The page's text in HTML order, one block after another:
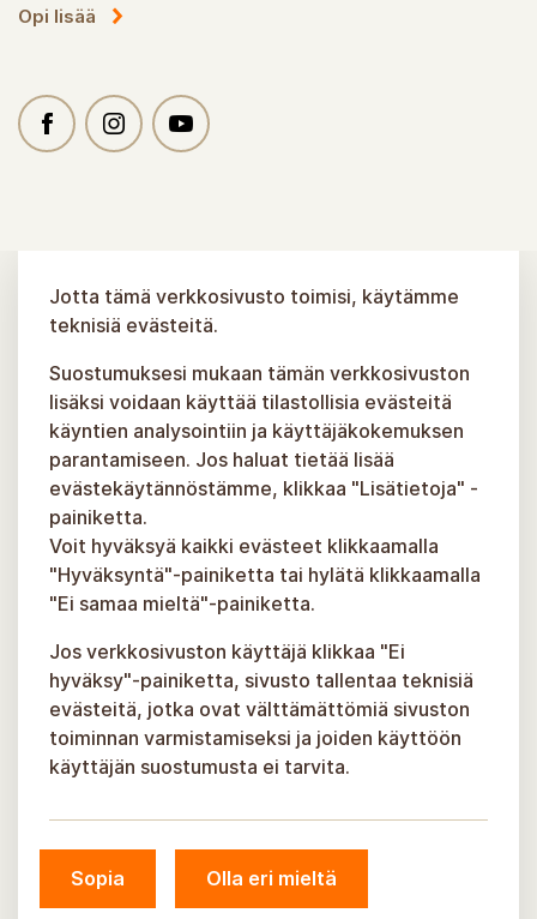
Opi lisää
© Siguldan kunta, 2026.
Jotta tämä verkkosivusto toimisi, käytämme
teknisiä evästeitä.
Suostumuksesi mukaan tämän verkkosivuston
lisäksi voidaan käyttää tilastollisia evästeitä
käyntien analysointiin ja käyttäjäkokemuksen
parantamiseen. Jos haluat tietää lisää
evästekäytännöstämme, klikkaa "Lisätietoja" -
painiketta.
Voit hyväksyä kaikki evästeet klikkaamalla
"Hyväksyntä"-painiketta tai hylätä klikkaamalla
"Ei samaa mieltä"-painiketta.
Jos verkkosivuston käyttäjä klikkaa "Ei
hyväksy"-painiketta, sivusto tallentaa teknisiä
evästeitä, jotka ovat välttämättömiä sivuston
toiminnan varmistamiseksi ja joiden käyttöön
käyttäjän suostumusta ei tarvita.
Sopia Olla eri mieltä